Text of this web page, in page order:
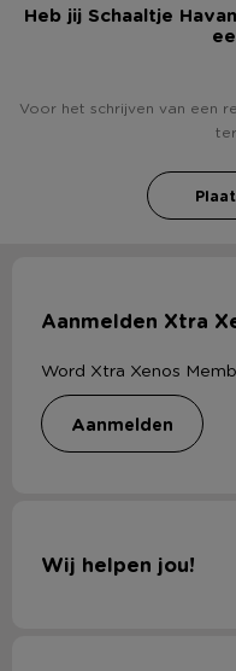
Heb jij Schaaltje
Voor het schrijven van een
Aanmelden Xtra
Word Xtra Xenos
aanmelden
Wij helpen jou!